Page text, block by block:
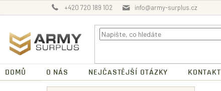
na
+420 720 189 102 info@army-surplus.cz
DOMŮ O NÁS NEJČASTĚJŠÍ OTÁZKY KONTAKT